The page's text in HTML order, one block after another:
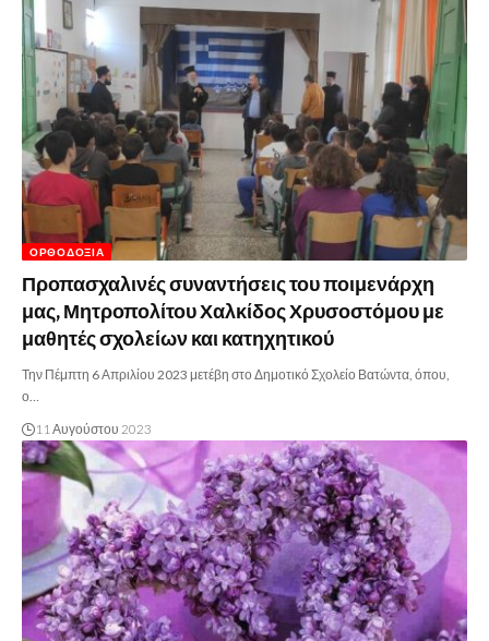
ΟΡΘΟΔΟΞΊΑ
Προπασχαλινές συναντήσεις του ποιμενάρχη
μας, Μητροπολίτου Χαλκίδος Χρυσοστόμου με
μαθητές σχολείων και κατηχητικού
Την Πέμπτη 6 Απριλίου 2023 μετέβη στο Δημοτικό Σχολείο Βατώντα, όπου,
ο…
11 Αυγούστου 2023